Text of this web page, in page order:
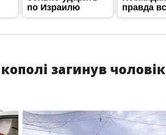
загинув чоловік